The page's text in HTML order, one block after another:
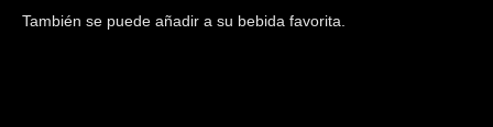
También se puede añadir a su bebida favorita.